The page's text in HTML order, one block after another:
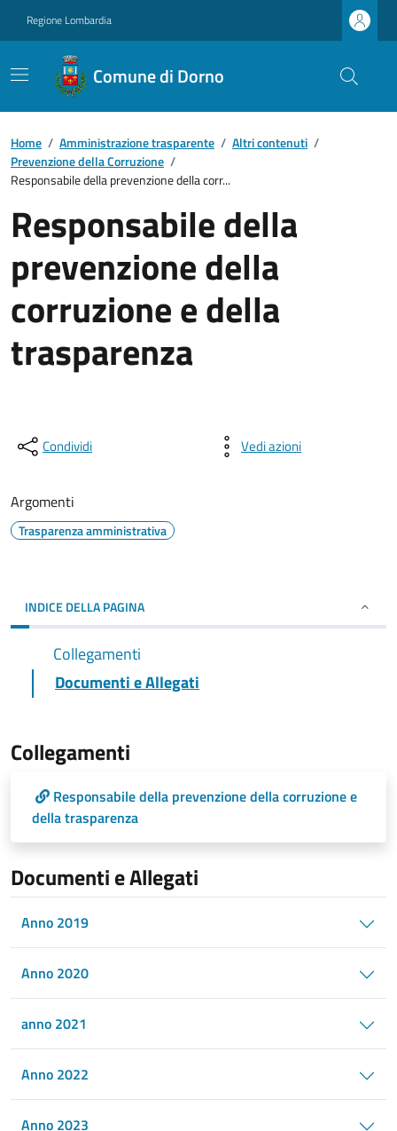
Regione Lombardia
Comune di Dorno
Home / Amministrazione trasparente / Altri contenuti /
Prevenzione della Corruzione /
Responsabile della prevenzione della corr...
Responsabile della
prevenzione della
corruzione e della
trasparenza
Condividi Vedi azioni
Argomenti
Trasparenza amministrativa
INDICE DELLA PAGINA
Collegamenti
Documenti e Allegati
Collegamenti
Responsabile della prevenzione della corruzione e
della trasparenza
Documenti e Allegati
Anno 2019
Anno 2020
anno 2021
Anno 2022
Anno 2023